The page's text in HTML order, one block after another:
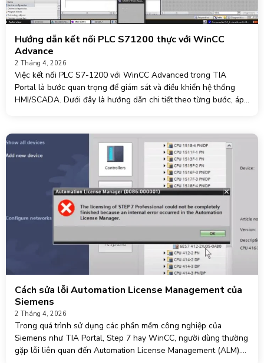
Hướng dẫn kết nối PLC S71200 thực với WinCC
Advance
2 Tháng 4, 2026
Việc kết nối PLC S7-1200 với WinCC Advanced trong TIA
Portal là bước quan trọng để giám sát và điều khiển hệ thống
HMI/SCADA. Dưới đây là hướng dẫn chi tiết theo từng bước, áp
Cách sửa lỗi Automation License Management của
Siemens
2 Tháng 4, 2026
Trong quá trình sử dụng các phần mềm công nghiệp của
Siemens như TIA Portal, Step 7 hay WinCC, người dùng thường
gặp lỗi liên quan đến Automation License Management (ALM).